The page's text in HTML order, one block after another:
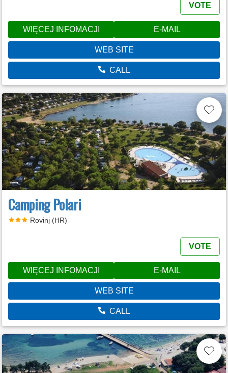
VOTE
WIĘCEJ INFOMACJI E-MAIL
WEB SITE
CALL
Camping Polari
Rovinj (HR)
VOTE
WIĘCEJ INFOMACJI E-MAIL
WEB SITE
CALL